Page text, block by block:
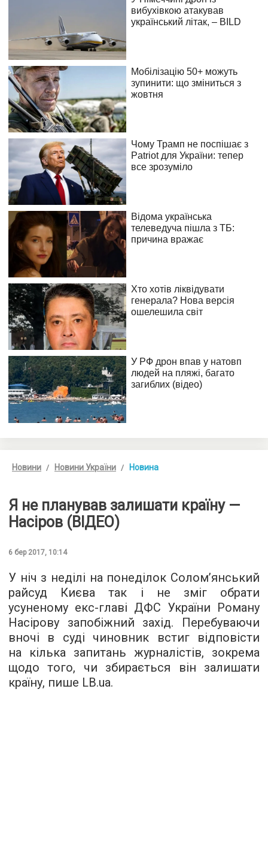
Новини Новини України Новина
Я не планував залишати країну —
Насіров (ВІДЕО)
6 бер 2017, 10:14
У ніч з неділі на понеділок Солом’янський
райсуд Києва так і не зміг обрати
усуненому екс-главі ДФС України Роману
Насірову запобіжний захід. Перебуваючи
вночі в суді чиновник встиг відповісти
на кілька запитань журналістів, зокрема
щодо того, чи збирається він залишати
країну, пише LB.ua.